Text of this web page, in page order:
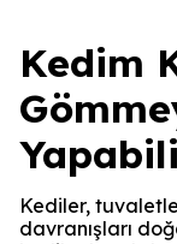
Kedim
Kediler,
davranışları